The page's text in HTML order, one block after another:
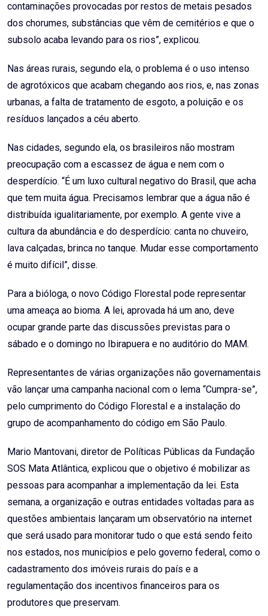
contaminações provocadas por restos de metais pesados
dos chorumes, substâncias que vêm de cemitérios e que o
subsolo acaba levando para os rios”, explicou.
Nas áreas rurais, segundo ela, o problema é o uso intenso
de agrotóxicos que acabam chegando aos rios, e, nas zonas
urbanas, a falta de tratamento de esgoto, a poluição e os
resíduos lançados a céu aberto.
Nas cidades, segundo ela, os brasileiros não mostram
preocupação com a escassez de água e nem com o
desperdício. “É um luxo cultural negativo do Brasil, que acha
que tem muita água. Precisamos lembrar que a água não é
distribuída igualitariamente, por exemplo. A gente vive a
cultura da abundância e do desperdício: canta no chuveiro,
lava calçadas, brinca no tanque. Mudar esse comportamento
é muito difícil”, disse.
Para a bióloga, o novo Código Florestal pode representar
uma ameaça ao bioma. A lei, aprovada há um ano, deve
ocupar grande parte das discussões previstas para o
sábado e o domingo no Ibirapuera e no auditório do MAM.
Representantes de várias organizações não governamentais
vão lançar uma campanha nacional com o lema “Cumpra-se”,
pelo cumprimento do Código Florestal e a instalação do
grupo de acompanhamento do código em São Paulo.
Mario Mantovani, diretor de Políticas Públicas da Fundação
SOS Mata Atlântica, explicou que o objetivo é mobilizar as
pessoas para acompanhar a implementação da lei. Esta
semana, a organização e outras entidades voltadas para as
questões ambientais lançaram um observatório na internet
que será usado para monitorar tudo o que está sendo feito
nos estados, nos municípios e pelo governo federal, como o
cadastramento dos imóveis rurais do país e a
regulamentação dos incentivos financeiros para os
produtores que preservam.